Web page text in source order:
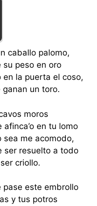
caballo palomo,
su peso en oro
en la puerta el coso,
un toro.
moros
en tu lomo
sea me acomodo,
ser resuelto a todo
criollo.
pase este embrollo
y tus potros